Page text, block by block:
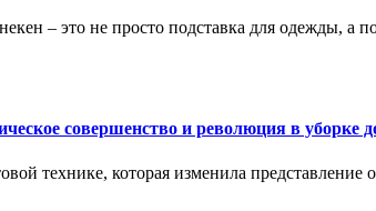
– это не просто подставка для одежды,
совершенство и революция в уборке
технике, которая изменила